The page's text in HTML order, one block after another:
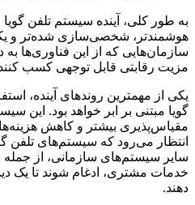
هوشمندتر، شخصی‌سازی شده‌تر و
سازمان‌هایی که از این فناوری‌ها به
مزیت رقابتی قابل توجهی کسب
یکی از مهمترین روندهای آینده،
گویا مبتنی بر ابر خواهد بود. این
مقیاس‌پذیری بیشتر و کاهش
سایر سیستم‌های سازمانی، از
خدمات مشتری، ادغام شوند تا یک
دهند.